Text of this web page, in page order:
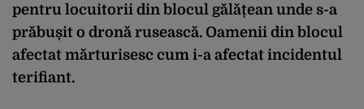
pentru locuitorii din blocul gălățean unde s-a
prăbușit o dronă rusească. Oamenii din blocul
afectat mărturisesc cum i-a afectat incidentul
terifiant.